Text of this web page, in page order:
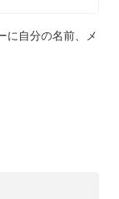
に自分の名前、メ